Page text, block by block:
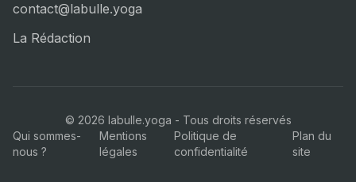
contact@labulle.yoga
La Rédaction
© 2026 labulle.yoga - Tous droits réservés
Qui sommes-
nous ?
Mentions
légales
Politique de
confidentialité
Plan du
site